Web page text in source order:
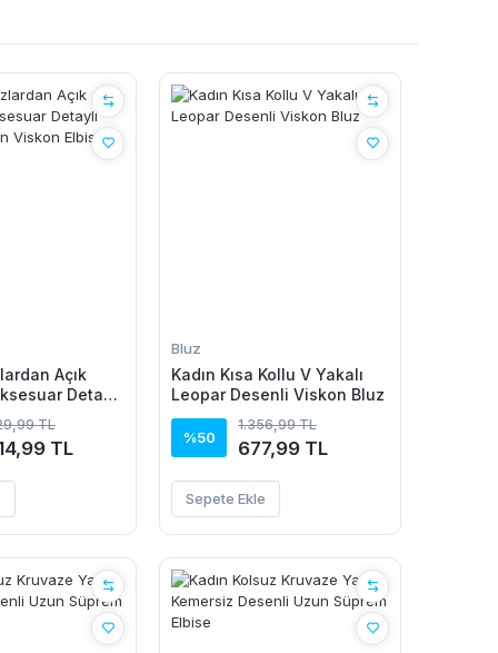
Açık
Detaylı
TL
TL
Bluz
Kadın Kısa Kollu V Yakalı
Leopar Desenli Viskon Bluz
%50
1.356,99 TL
677,99 TL
Sepete Ekle